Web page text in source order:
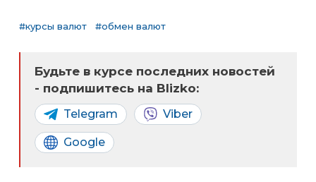
#курсы валют #обмен валют
Будьте в курсе последних новостей
- подпишитесь на Blizko:
Telegram Viber
Google